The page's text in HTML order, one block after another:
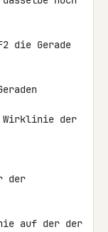
die Gerade
der
der
auf der der